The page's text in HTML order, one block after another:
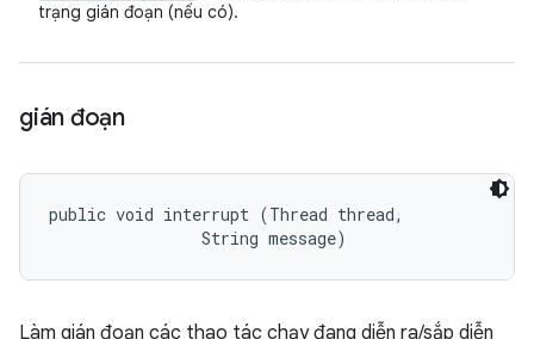
trạng gián đoạn (nếu có).
gián đoạn
public void interrupt (Thread thread,
                String message)
Làm gián đoạn các thao tác chạy đang diễn ra/sắp diễn